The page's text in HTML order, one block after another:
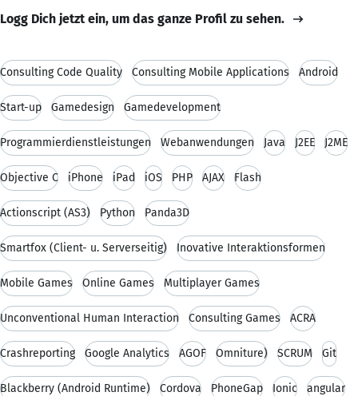
Logg Dich jetzt ein, um das ganze Profil zu sehen.
Consulting Code Quality Consulting Mobile Applications Android
Start-up Gamedesign Gamedevelopment
Programmierdienstleistungen Webanwendungen Java J2EE J2ME
Objective C iPhone iPad iOS PHP AJAX Flash
Actionscript (AS3) Python Panda3D
Smartfox (Client- u. Serverseitig) Inovative Interaktionsformen
Mobile Games Online Games Multiplayer Games
Unconventional Human Interaction Consulting Games ACRA
Crashreporting Google Analytics AGOF Omniture) SCRUM Git
Blackberry (Android Runtime) Cordova PhoneGap Ionic angular